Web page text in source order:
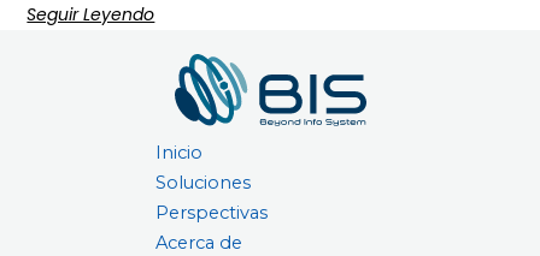
Seguir Leyendo
Inicio
Soluciones
Perspectivas
Acerca de